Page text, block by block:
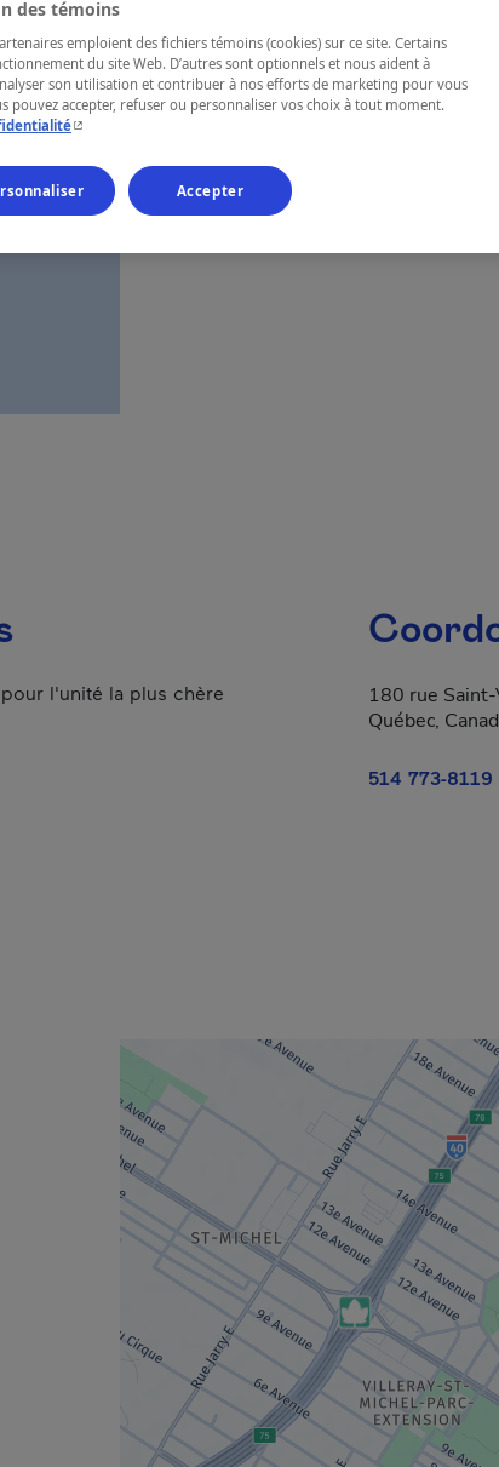
Montréal
Numéro d’enregistrement
l'unité la plus chère
180 rue
Québec,
514 773-8119
des témoins
emploient des fichiers témoins (cookies) sur ce site. Certains
du site Web. D’autres sont optionnels et nous aident à
son utilisation et contribuer à nos efforts de marketing pour vous
pouvez accepter, refuser ou personnaliser vos choix à tout moment.
- Cet hyperlien s'ouvrira dans une nouvelle fenêtre.
Accepter